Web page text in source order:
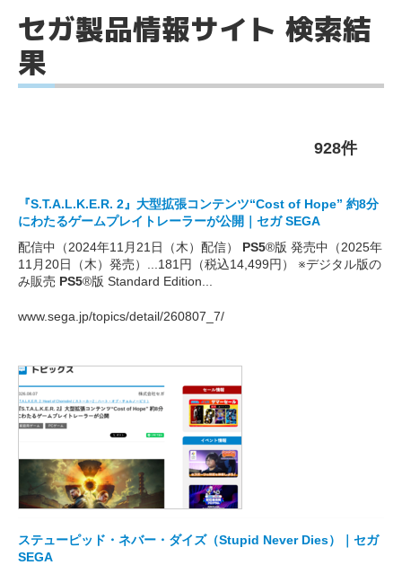
セガ製品情報サイト 検索結
果
928件
『S.T.A.L.K.E.R. 2』大型拡張コンテンツ“Cost of Hope” 約8分
にわたるゲームプレイトレーラーが公開｜セガ SEGA
配信中（2024年11月21日（木）配信） PS5®版 発売中（2025年
11月20日（木）発売）...181円（税込14,499円） ※デジタル版の
み販売 PS5®版 Standard Edition...
www.sega.jp/topics/detail/260807_7/
ステューピッド・ネバー・ダイズ（Stupid Never Dies）｜セガ
SEGA